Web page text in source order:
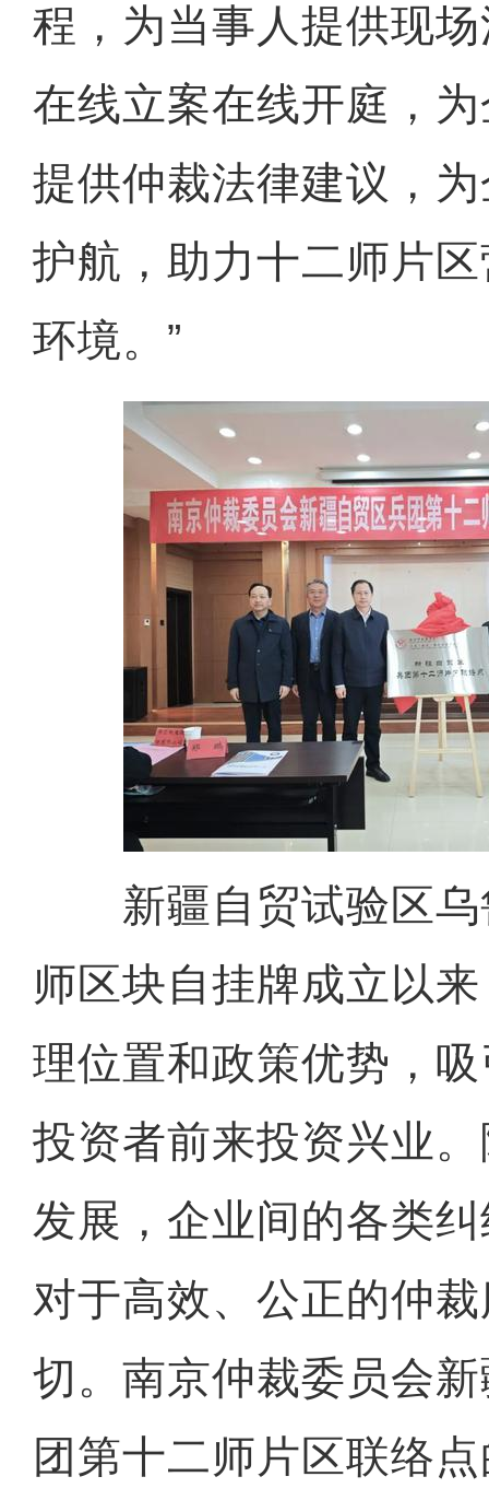
程，为当事人提供现
在线立案在线开庭，
提供仲裁法律建议，
护航，助力十二师片
环境。”
新疆自贸试验区乌
师区块自挂牌成立以
理位置和政策优势，
投资者前来投资兴业
发展，企业间的各类
对于高效、公正的仲
切。南京仲裁委员会
团第十二师片区联络